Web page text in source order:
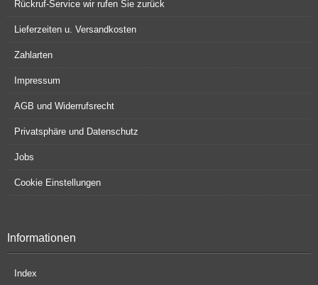
Rückruf-Service wir rufen Sie zurück
Lieferzeiten u. Versandkosten
Zahlarten
Impressum
AGB und Widerrufsrecht
Privatsphäre und Datenschutz
Jobs
Cookie Einstellungen
Informationen
Index